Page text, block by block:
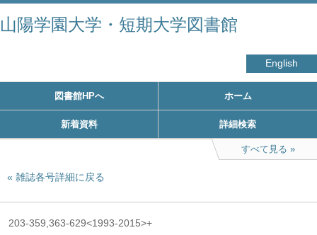
山陽学園大学・短期大学図書館
English
図書館HPへ ホーム
新着資料 詳細検索
すべて見る
雑誌各号詳細に戻る
203-359,363-629<1993-2015>+